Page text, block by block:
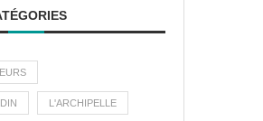
L'ARCHIPELLE